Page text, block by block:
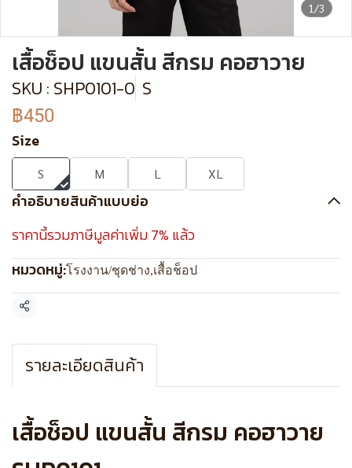
1/3
เสื้อช็อป แขนสั้น สีกรม คอฮาวาย
SKU : SHP0101-0 S
฿450
Size
S M L XL
คำอธิบายสินค้าแบบย่อ
ราคานี้รวมภาษีมูลค่าเพิ่ม 7% แล้ว
หมวดหมู่:โรงงาน/ชุดช่าง,เสื้อช็อป
แชร์
รายละเอียดสินค้า
เสื้อช็อป แขนสั้น สีกรม คอฮาวาย